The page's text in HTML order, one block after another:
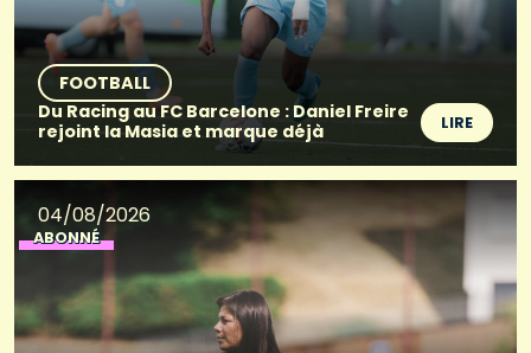
FOOTBALL
Du Racing au FC Barcelone : Daniel Freire
rejoint la Masia et marque déjà
LIRE
04/08/2026
ABONNÉ